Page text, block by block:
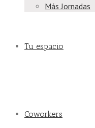
Más Jornadas
Tu espacio
Coworkers